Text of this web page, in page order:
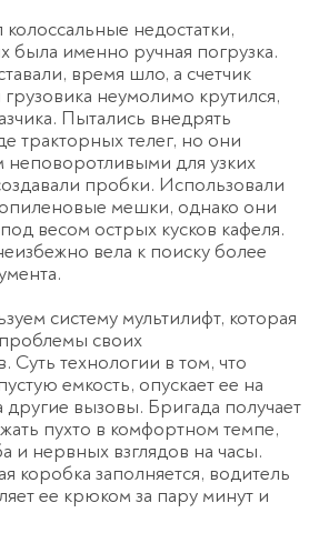
недостатки,
была именно ручная погрузка.
время шло, а счетчик
неумолимо крутился,
Пытались внедрять
тракторных телег, но они
неповоротливыми для узких
пробки. Использовали
мешки, однако они
весом острых кусков кафеля.
вела к поиску более
систему мультилифт, которая
своих
Суть технологии в том, что
емкость, опускает ее на
другие вызовы. Бригада получает
пухто в комфортном темпе,
и нервных взглядов на часы.
коробка заполняется, водитель
ее крюком за пару минут и